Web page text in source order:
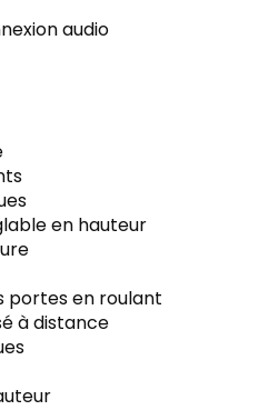
audio
en hauteur
portes en roulant
à distance